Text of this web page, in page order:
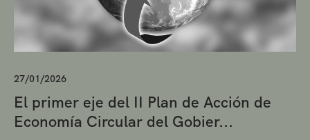
27/01/2026
El primer eje del II Plan de Acción de
Economía Circular del Gobier...